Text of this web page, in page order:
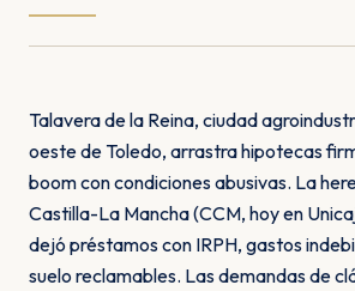
Talavera de la Reina, ciudad
oeste de Toledo, arrastra hipotecas
boom con condiciones abusivas. La
Castilla-La Mancha (CCM, hoy en
dejó préstamos con IRPH, gastos
suelo reclamables. Las demandas de